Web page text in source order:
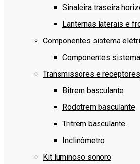
Sinaleira traseira
Lanternas laterais e
Componentes sistema
Componentes
Transmissores e receptores
Bitrem basculante
Rodotrem basculante
Tritrem basculante
Inclinômetro
Kit luminoso sonoro